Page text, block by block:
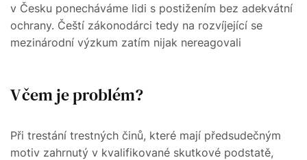
v Česku ponecháváme lidi s postižením bez adekvátní
ochrany. Čeští zákonodárci tedy na rozvíjející se
mezinárodní výzkum zatím nijak nereagovali
V čem je problém?
Při trestání trestných činů, které mají předsudečným
motiv zahrnutý v kvalifikované skutkové podstatě,